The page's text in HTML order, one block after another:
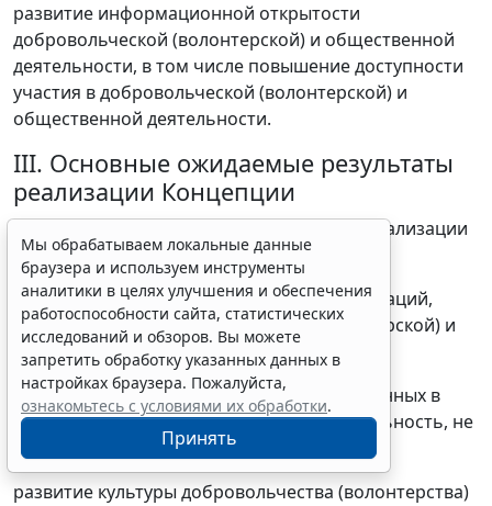
развитие информационной открытости
добровольческой (волонтерской) и общественной
деятельности, в том числе повышение доступности
участия в добровольческой (волонтерской) и
общественной деятельности.
III. Основные ожидаемые результаты
реализации Концепции
Основными ожидаемыми результатами реализации
Концепции являются:
увеличение количества граждан и организаций,
участвующих в добровольческой (волонтерской) и
общественной деятельности;
увеличение доли молодых людей, вовлеченных в
добровольческую и общественную деятельность, не
менее чем до 45 процентов;
развитие культуры добровольчества (волонтерства)
Мы обрабатываем локальные данные
браузера и используем инструменты
аналитики в целях улучшения и обеспечения
работоспособности сайта, статистических
исследований и обзоров. Вы можете
запретить обработку указанных данных в
настройках браузера. Пожалуйста,
ознакомьтесь с условиями их обработки.
Принять